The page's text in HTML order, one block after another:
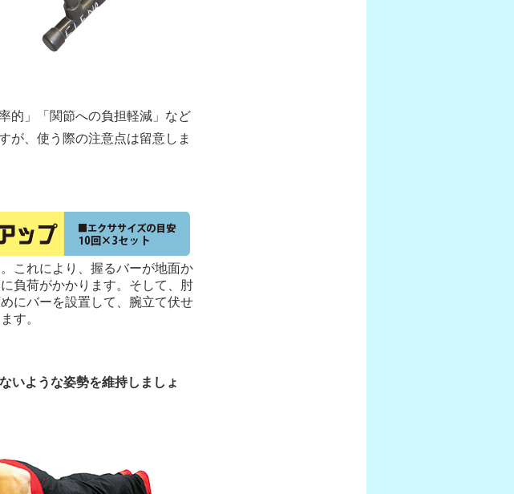
的」「関節への負担軽減」など
が、使う際の注意点は留意しま
これにより、握るバーが地面か
負荷がかかります。そして、肘
にバーを設置して、腕立て伏せ
す。
いような姿勢を維持しましょ